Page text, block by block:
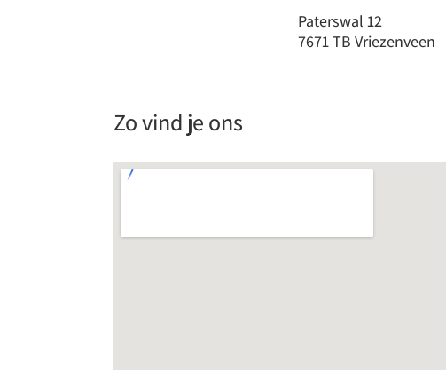
Paterswal 12
7671 TB Vriezenveen
Zo vind je ons